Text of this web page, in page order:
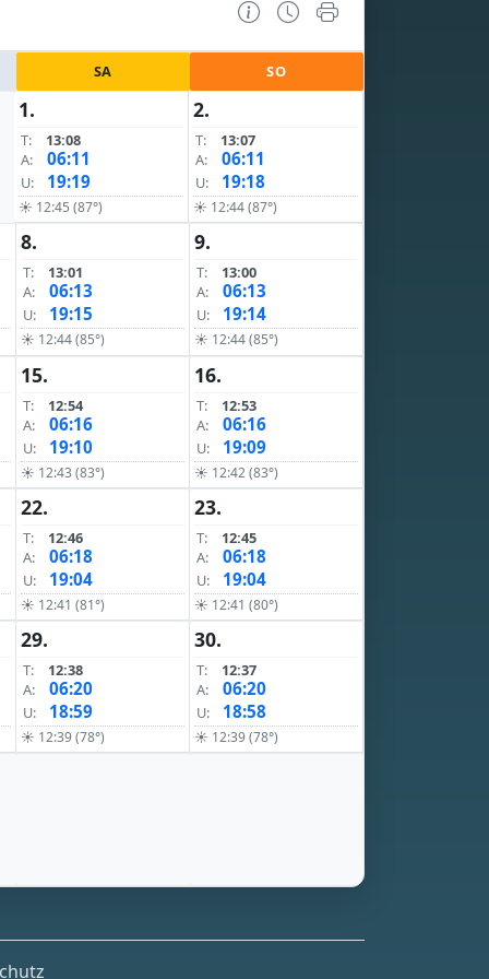
SA SO
1.
T:
13:08
A:
06:11
U: 19:19
☀ 12:45 (87°)
2.
T:
13:07
A:
06:11
U: 19:18
☀ 12:44 (87°)
8.
T:
13:01
A:
06:13
U: 19:15
☀ 12:44 (85°)
9.
T:
13:00
A:
06:13
U: 19:14
☀ 12:44 (85°)
15.
T:
12:54
A:
06:16
U: 19:10
☀ 12:43 (83°)
16.
T:
12:53
A:
06:16
U: 19:09
☀ 12:42 (83°)
22.
T:
12:46
A:
06:18
U: 19:04
☀ 12:41 (81°)
23.
T:
12:45
A:
06:18
U: 19:04
☀ 12:41 (80°)
29.
T:
12:38
A:
06:20
U: 18:59
☀ 12:39 (78°)
30.
T:
12:37
A:
06:20
U: 18:58
☀ 12:39 (78°)